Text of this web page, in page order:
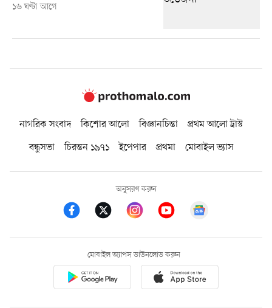
১৬ ঘণ্টা আগে
নাগরিক সংবাদ কিশোর আলো বিজ্ঞানচিন্তা
প্রথম আলো ট্রাস্ট
বন্ধুসভা
চিরন্তন ১৯৭১ ইপেপার প্রথমা মোবাইল ভ্যাস
অনুসরণ করুন
মোবাইল অ্যাপস ডাউনলোড করুন